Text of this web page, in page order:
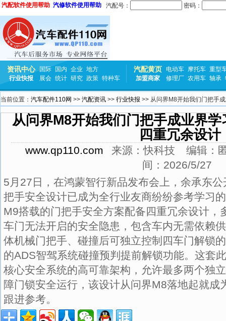
汽配软件使用帮助 汽修软件使用帮助 汽配号： 密码：
资讯中心 国际 国内 企业 地方
行业快报
展会 统计 研究 政策 特种车
汽配黄页 电动车 摩托车 重型
加盟商家
修理厂 农用车 轴承
当前位置： 汽车配件110网 >> 汽配资讯 >> 行业快报 >> 从问界M8开始我们门把手
从问界M8开始我们门把手成业界
四重冗余设计
www.qp110.com 来源：快科技 编辑：
间： 2026/5/27
5月27日，在鸿蒙智行新品发布会上，余承东
把手安全设计已成为全行业友商纷纷参考学习
M9搭载的门把手安全方案配备四重冗余设计，
车门无法开启的安全隐患，包含车内无需依赖
体机械门把手、碰撞后可独立控制四车门解锁
的ADS智驾系统碰撞预判提前解锁功能。这套
核心安全系统的高可靠架构，允许最多两个独
障门锁安全运行，该设计从问界M8落地起就成
跟进参考。